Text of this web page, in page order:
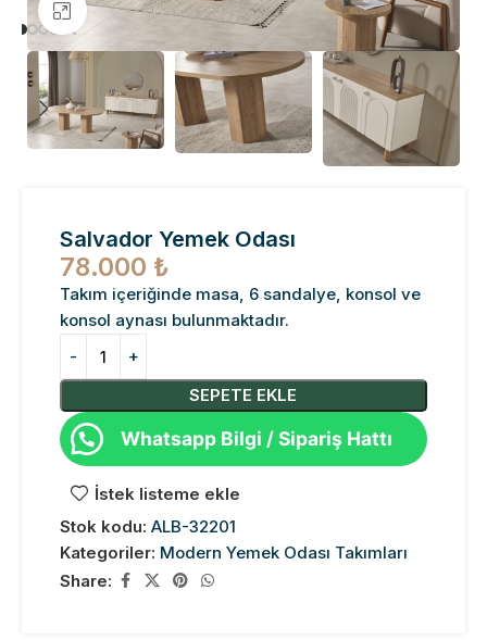
Büyütmek için tıklayın
Salvador Yemek Odası
78.000 ₺
Takım içeriğinde masa, 6 sandalye, konsol ve
konsol aynası bulunmaktadır.
SEPETE EKLE
Whatsapp Bilgi / Sipariş Hattı
İstek listeme ekle
Stok kodu: ALB-32201
Kategoriler: Modern Yemek Odası Takımları
Share: